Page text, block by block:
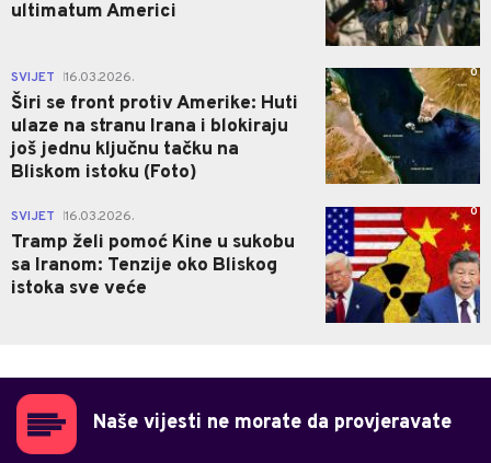
ultimatum Americi
SVIJET 16.03.2026.
Širi se front protiv Amerike: Huti
ulaze na stranu Irana i blokiraju
još jednu ključnu tačku na
Bliskom istoku (Foto)
0
SVIJET 16.03.2026.
Tramp želi pomoć Kine u sukobu
sa Iranom: Tenzije oko Bliskog
istoka sve veće
0
Naše vijesti ne morate da provjeravate